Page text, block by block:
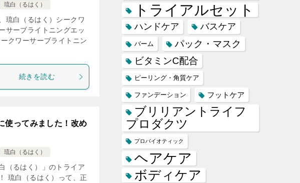
琉白（るはく）
琉白（るはく）シークワ
サーブライトニングエッ
クワーサーブライトニン
続きを読む
使ってみました！改め
琉白（るはく）
（るはく）」のトライア
琉白（るはく）って、正
トライアルセット
ハンドケア バスケア
バーム
パック・マスク
ビタミンC配合
ピーリング・角質ケア
ファンデーション フットケア
ブリリアントライフ
プロダクツ
プロバイオティック
ヘアケア
ボディケア